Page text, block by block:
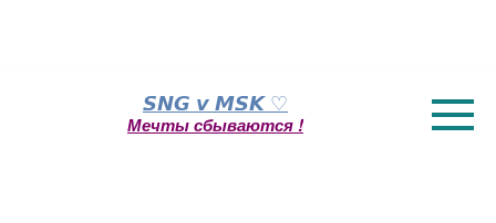
𝙎𝙉𝙂 𝙫 𝙈𝙎𝙆 ♡
Мечты сбываются !